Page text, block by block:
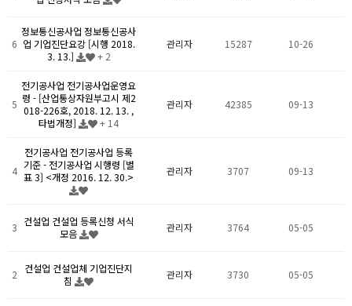
6
정보통신공사업 정보통신공사
업 기업진단요강 [시행 2018.
3. 13.]
+ 2
관리자 15287 10-26
5
전기공사업 전기공사업운영요
령 - [산업통상자원부고시 제2
018-226호, 2018. 12. 13. ,
타법개정]
+ 14
관리자 42385 09-13
4
전기공사업 전기공사업 등록
기준 - 전기공사업 시행령 [별
표 3] <개정 2016. 12. 30.>
관리자 3707 09-13
3 건설업 건설업 등록신청 서식
모음
관리자 3764 05-05
2 건설업 건설업체 기업진단지
침
관리자 3730 05-05